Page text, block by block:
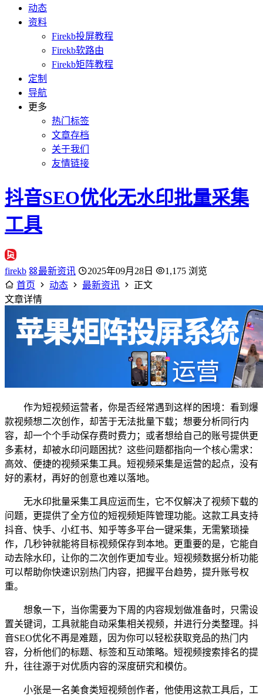
动态
资料
Firekb投屏教程
Firekb软路由
Firekb矩阵教程
定制
导航
更多
热门标签
文章存档
关于我们
友情链接
抖音SEO优化无水印批量采集
工具
firekb 最新资讯 2025年09月28日
1,175 浏览
首页
动态 最新资讯
正文
文章详情
作为短视频运营者，你是否经常遇到这样的困境：看到爆
款视频想二次创作，却苦于无法批量下载；想要分析同行内
容，却一个个手动保存费时费力；或者想给自己的账号提供更
多素材，却被水印问题困扰？这些问题都指向一个核心需求：
高效、便捷的视频采集工具。短视频采集是运营的起点，没有
好的素材，再好的创意也难以落地。
无水印批量采集工具应运而生，它不仅解决了视频下载的
问题，更提供了全方位的短视频矩阵管理功能。这款工具支持
抖音、快手、小红书、知乎等多平台一键采集，无需繁琐操
作，几秒钟就能将目标视频保存到本地。更重要的是，它能自
动去除水印，让你的二次创作更加专业。短视频数据分析功能
可以帮助你快速识别热门内容，把握平台趋势，提升账号权
重。
想象一下，当你需要为下周的内容规划做准备时，只需设
置关键词，工具就能自动采集相关视频，并进行分类整理。抖
音SEO优化不再是难题，因为你可以轻松获取竞品的热门内
容，分析他们的标题、标签和互动策略。短视频搜索排名的提
升，往往源于对优质内容的深度研究和模仿。
小张是一名美食类短视频创作者，他使用这款工具后，工